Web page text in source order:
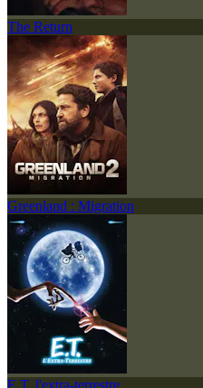
The Return
Greenland : Migration
E.T. l'extra-terrestre